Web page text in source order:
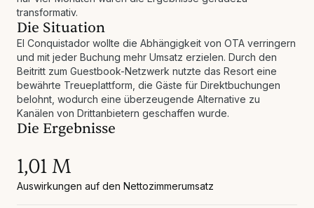
transformativ.
Die Situation
El Conquistador wollte die Abhängigkeit von OTA verringern
und mit jeder Buchung mehr Umsatz erzielen. Durch den
Beitritt zum Guestbook-Netzwerk nutzte das Resort eine
bewährte Treueplattform, die Gäste für Direktbuchungen
belohnt, wodurch eine überzeugende Alternative zu
Kanälen von Drittanbietern geschaffen wurde.
Die Ergebnisse
1,01 M
Auswirkungen auf den Nettozimmerumsatz